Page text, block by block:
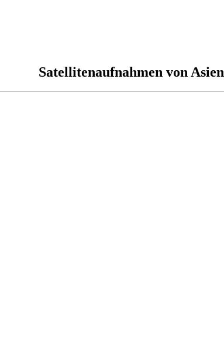
Satellitenaufnahmen von Asien